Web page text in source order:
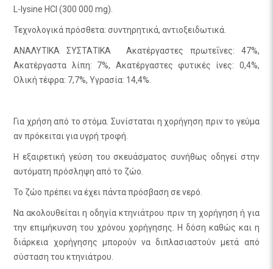
L-lysine HCl (300 000 mg).
Τεχνολογικά πρόσθετα: συντηρητικά, αντιοξειδωτικά.
ΑΝΑΛΥΤΙΚΑ ΣΥΣΤΑΤΙΚΑ
Ακατέργαστες πρωτεΐνες: 47%,
Ακατέργαστα λίπη: 7%, Ακατέργαστες φυτικές ίνες: 0,4%,
Ολική τέφρα: 7,7%, Υγρασία: 14,4%.
Για χρήση από το στόμα. Συνίσταται η χορήγηση πριν το γεύμα
αν πρόκειται για υγρή τροφή.
Η εξαιρετική γεύση του σκευάσματος συνήθως οδηγεί στην
αυτόματη πρόσληψη από το ζώο.
Το ζώο πρέπει να έχει πάντα πρόσβαση σε νερό.
Να ακολουθείται η οδηγία κτηνιάτρου πριν τη χορήγηση ή για
την επιμήκυνση του χρόνου χορήγησης. Η δόση καθώς και η
διάρκεια χορήγησης μπορούν να διπλασιαστούν μετά από
σύσταση του κτηνιάτρου.